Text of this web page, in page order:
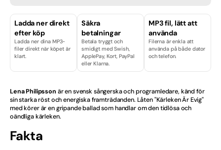
Hårdrock
Kille
Licenser & Tjänster
Melodifestival
Ladda ner direkt
efter köp
Ladda ner dina MP3-
filer direkt när köpet är
klart.
Säkra
betalningar
Betala tryggt och
smidigt med Swish,
ApplePay, Kort, PayPal
eller Klarna.
MP3 fil, lätt att
använda
Filerna är enkla att
använda på både dator
och telefon.
Lena Philipsson är en svensk sångerska och programledare, känd för
sin starka röst och energiska framträdanden. Låten "Kärleken Är Evig"
med körer är en gripande ballad som handlar om den tidlösa och
oändliga kärleken.
Fakta